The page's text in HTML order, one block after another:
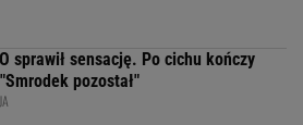
sprawił sensację. Po cichu kończy
pozostał"